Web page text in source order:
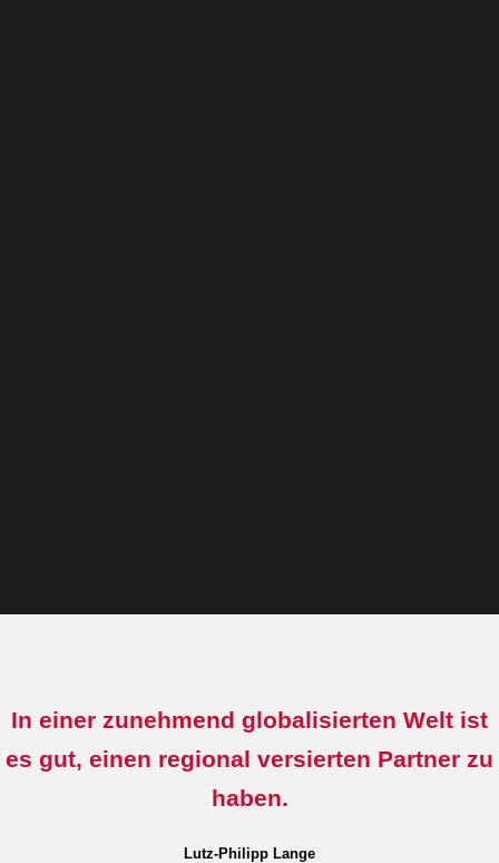
In einer zunehmend globalisierten Welt ist
es gut, einen regional versierten Partner zu
haben.
Lutz-Philipp Lange